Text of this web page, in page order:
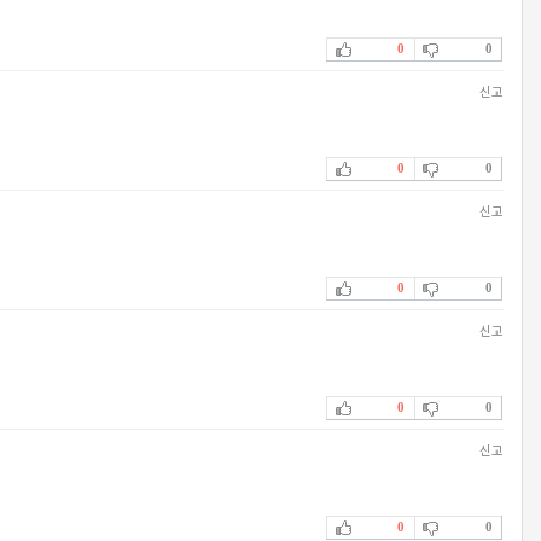
0 0
신고
0 0
신고
0 0
신고
0 0
신고
0 0